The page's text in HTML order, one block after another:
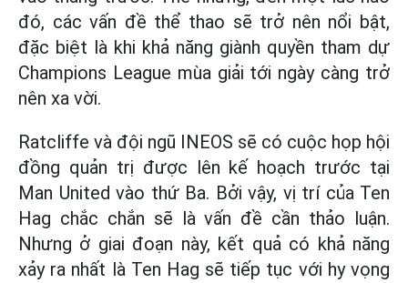
đó, các vấn đề thể thao sẽ trở nên nổi bật,
đặc biệt là khi khả năng giành quyền tham dự
Champions League mùa giải tới ngày càng trở
nên xa vời.
Ratcliffe và đội ngũ INEOS sẽ có cuộc họp hội
đồng quản trị được lên kế hoạch trước tại
Man United vào thứ Ba. Bởi vậy, vị trí của Ten
Hag chắc chắn sẽ là vấn đề cần thảo luận.
Nhưng ở giai đoạn này, kết quả có khả năng
xảy ra nhất là Ten Hag sẽ tiếp tục với hy vọng